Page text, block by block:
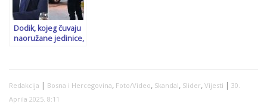
Dodik, kojeg čuvaju
naoružane jedinice,
boljem životu
Redakcija | Bosna i Hercegovina, Foto/Video, Skandal, Slider, Vijesti | 30.
Aprila 2025. 8:11